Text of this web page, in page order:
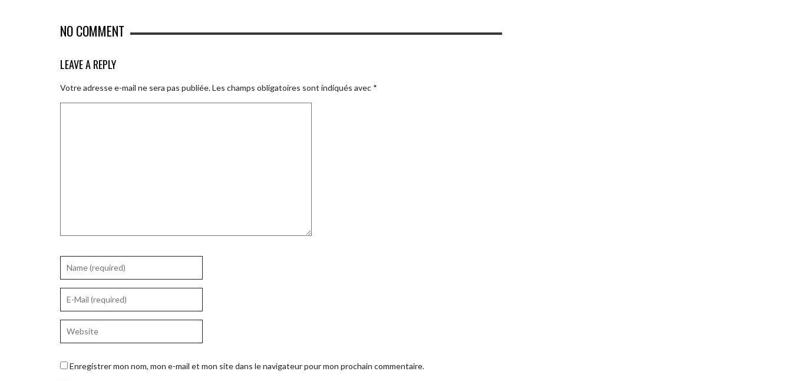
NO COMMENT
LEAVE A REPLY
Votre adresse e-mail ne sera pas publiée.Les champs obligatoires sont indiqués avec *
Enregistrer mon nom, mon e-mail et mon site dans le navigateur pour mon prochain commentaire.